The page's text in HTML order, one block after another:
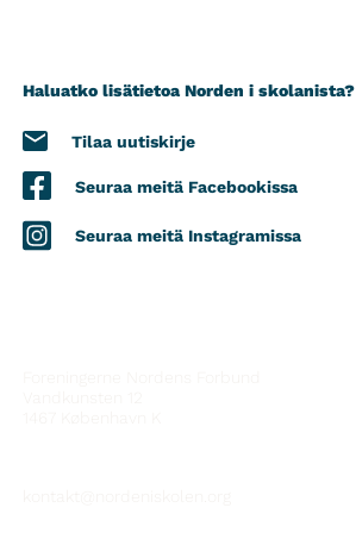
Haluatko lisätietoa Norden i skolanista?
Tilaa uutiskirje
Seuraa meitä Facebookissa
Seuraa meitä Instagramissa